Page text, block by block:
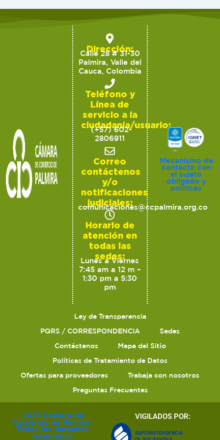
Dirección:
Calle 28 # 31-30
Palmira, Valle del
Cauca, Colombia
Teléfono y
Línea de
servicio a la
ciudadanía/usuario:
(+57) 602-
2806911
Correo
contáctenos
y/o
notificaciones
judiciales:
comunicaciones@ccpalmira.org.co
Horario de
atención en
todas las
sedes:
Lunes a Viernes
7:45 am a 12 m –
1:30 pm a 5:30
pm
Mecanismo de
contacto con
el sujeto
obligado y
políticas
Ley de Transparencia
PQRS / CORRESPONDENCIA
Sedes
Contáctenos
Mapa del Sitio
Políticas de Tratamiento de Datos
Ofertas para proveedores
Trabaja con nosotros
Preguntas Frecuentes
2023 Cámara de
Comercio de Palmira.
Todos los derechos
reservados
VIGILADOS POR: